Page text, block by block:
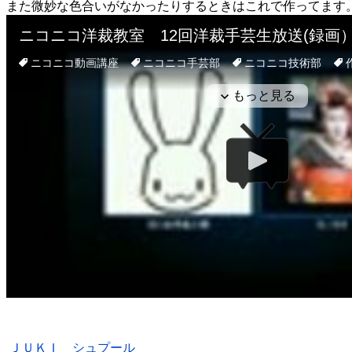
また微妙な色合いがなかったりするときはこれで作ってます
ＪＵＫＩ シュプール